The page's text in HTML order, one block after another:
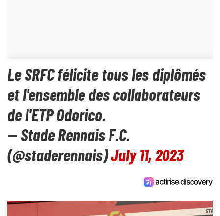
Le SRFC félicite tous les diplômés
et l'ensemble des collaborateurs
de l'ETP Odorico.
— Stade Rennais F.C.
(@staderennais)July 11, 2023